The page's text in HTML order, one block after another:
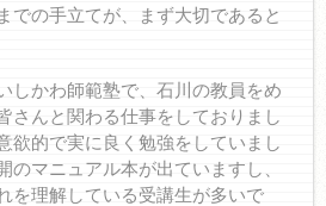
での手立てが、まず大切であると
かわ師範塾で、石川の教員をめ
さんと関わる仕事をしておりまし
欲的で実に良く勉強をしていまし
のマニュアル本が出ていますし、
を理解している受講生が多いで